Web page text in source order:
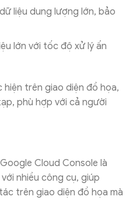
liệu dung lượng lớn, bảo
lớn với tốc độ xử lý ấn
trên giao diện đồ họa,
phù hợp với cả người
Cloud Console là
nhiều công cụ, giúp
trên giao diện đồ họa mà